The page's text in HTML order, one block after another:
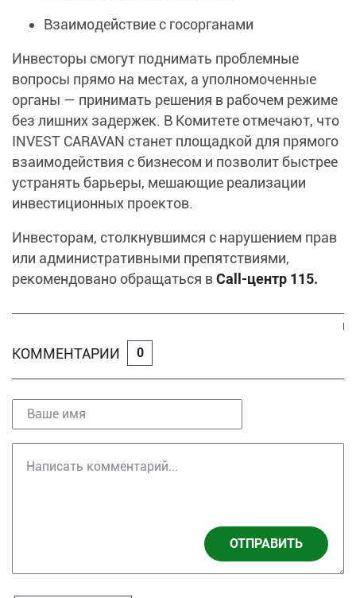
Взаимодействие с госорганами
Инвесторы смогут поднимать проблемные
вопросы прямо на местах, а уполномоченные
органы — принимать решения в рабочем режиме
без лишних задержек. В Комитете отмечают, что
INVEST CARAVAN станет площадкой для прямого
взаимодействия с бизнесом и позволит быстрее
устранять барьеры, мешающие реализации
инвестиционных проектов.
Инвесторам, столкнувшимся с нарушением прав
или административными препятствиями,
рекомендовано обращаться вCall-центр 115.
КОММЕНТАРИИ 0
ОТПРАВИТЬ